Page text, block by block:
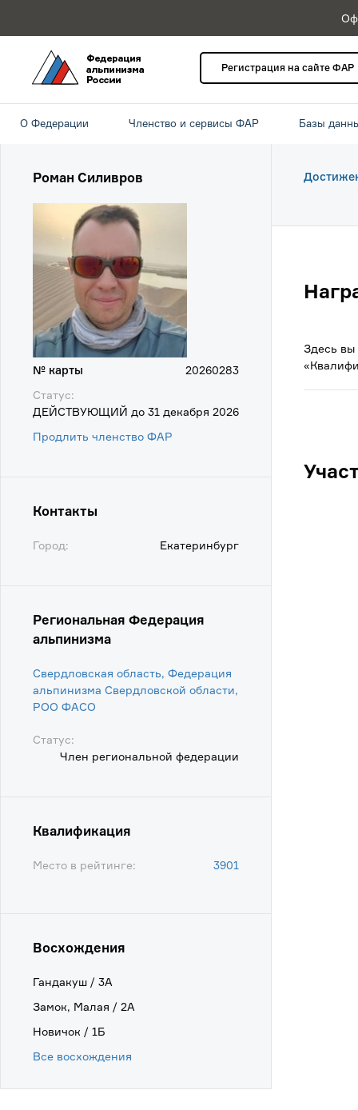
Регистрация на сайте ФАР
О Федерации Членство и сервисы ФАР Базы
Роман Силивров
№ карты
20260283
Статус:
ДЕЙСТВУЮЩИЙ до 31 декабря 2026
Продлить членство ФАР
Контакты
Город: Екатеринбург
Региональная Федерация
альпинизма
Свердловская область, Федерация
альпинизма Свердловской области,
POO ФАСО
Статус:
Член региональной федерации
Квалификация
Место в рейтинге: 3901
Восхождения
Гандакуш / 3А
Замок, Малая / 2А
Новичок / 1Б
Все восхождения
Здесь вы